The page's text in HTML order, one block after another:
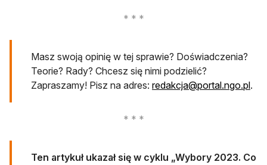
Masz swoją opinię w tej sprawie? Doświadczenia?
Teorie? Rady? Chcesz się nimi podzielić?
Zapraszamy! Pisz na adres: redakcja@portal.ngo.pl.
Ten artykuł ukazał się w cyklu „Wybory 2023. Co